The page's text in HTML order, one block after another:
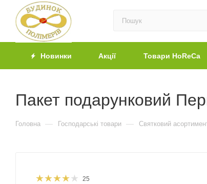
Новинки Акції Товари HoReCa
Пакет подарунковий
Головна — Господарські товари — Святковий
25